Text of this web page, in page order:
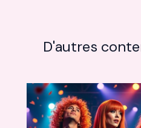
D'autres